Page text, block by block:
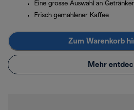
Eine grosse Auswahl an
Frisch gemahlener Kaffee
Zum Warenkorb
Mehr